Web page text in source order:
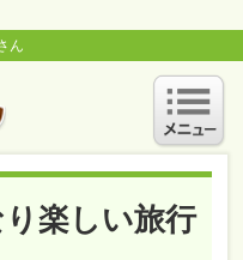
ん
楽しい旅行